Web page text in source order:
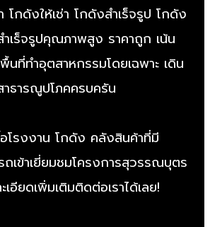
โกดังให้เช่า โกดังสำเร็จรูป โกดัง
เร็จรูปคุณภาพสูง ราคาถูก เน้น
ที่ทำอุตสาหกรรมโดยเฉพาะ เดิน
ธารณูปโภคครบครัน
โรงงาน โกดัง คลังสินค้าที่มี
เข้าเยี่ยมชมโครงการสุวรรณบุตร
อียดเพิ่มเติมติดต่อเราได้เลย!